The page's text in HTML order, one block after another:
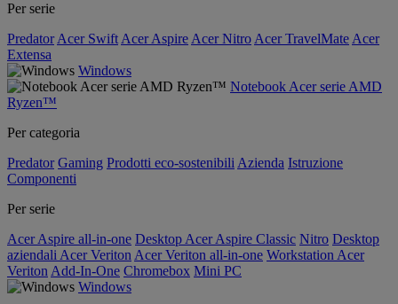
Per serie
Predator Acer Swift Acer Aspire Acer Nitro Acer TravelMate Acer
Extensa
Windows
Notebook Acer serie AMD
Ryzen™
Per categoria
Predator Gaming Prodotti eco-sostenibili Azienda Istruzione
Componenti
Per serie
Acer Aspire all-in-one Desktop Acer Aspire Classic Nitro Desktop
aziendali Acer Veriton Acer Veriton all-in-one Workstation Acer
Veriton Add-In-One Chromebox Mini PC
Windows